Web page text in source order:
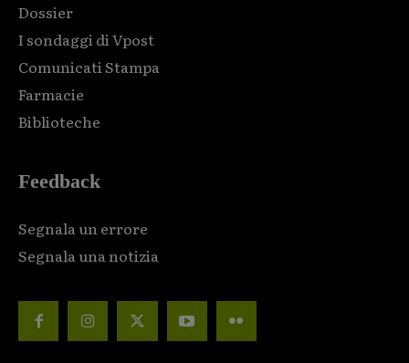
Dossier
I sondaggi di Vpost
Comunicati Stampa
Farmacie
Biblioteche
Feedback
Segnala un errore
Segnala una notizia